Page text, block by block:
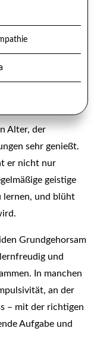
Alter, der
sehr genießt.
er nicht nur
geistige
lernen, und blüht
Grundgehorsam
und
In manchen
an der
– mit der richtigen
Aufgabe und